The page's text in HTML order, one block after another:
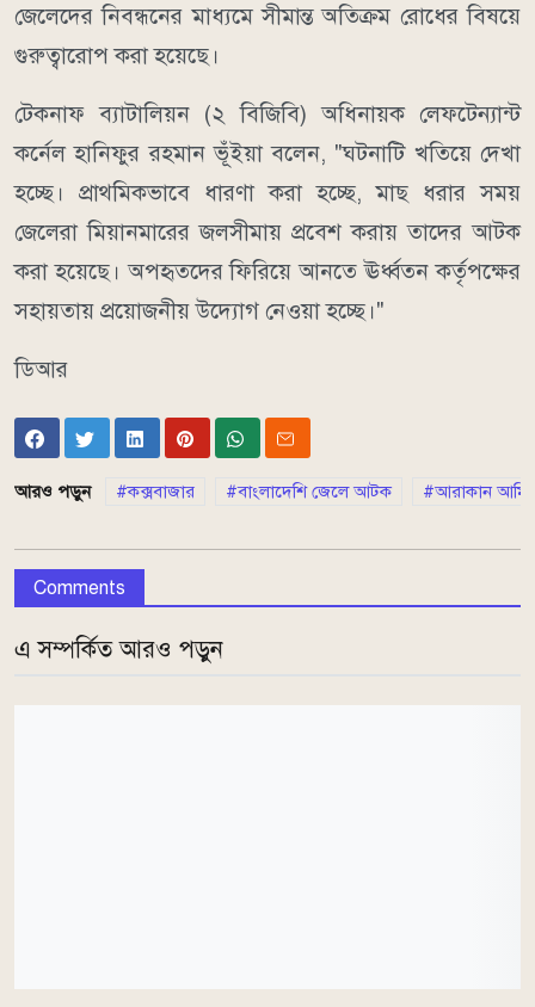
জেলেদের নিবন্ধনের মাধ্যমে সীমান্ত অতিক্রম রোধের বিষয়ে
গুরুত্বারোপ করা হয়েছে।
টেকনাফ ব্যাটালিয়ন (২ বিজিবি) অধিনায়ক লেফটেন্যান্ট
কর্নেল হানিফুর রহমান ভূঁইয়া বলেন, "ঘটনাটি খতিয়ে দেখা
হচ্ছে। প্রাথমিকভাবে ধারণা করা হচ্ছে, মাছ ধরার সময়
জেলেরা মিয়ানমারের জলসীমায় প্রবেশ করায় তাদের আটক
করা হয়েছে। অপহৃতদের ফিরিয়ে আনতে ঊর্ধ্বতন কর্তৃপক্ষের
সহায়তায় প্রয়োজনীয় উদ্যোগ নেওয়া হচ্ছে।"
ডিআর
আরও পড়ুন কক্সবাজার বাংলাদেশি জেলে আটক আরাকান আর্মি
Comments
এ সম্পর্কিত আরও পড়ুন